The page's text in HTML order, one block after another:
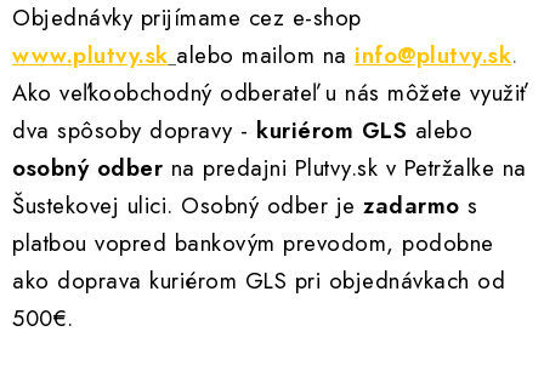
Objednávky prijímame cez e-shop
www.plutvy.sk alebo mailom na info@plutvy.sk.
Ako veľkoobchodný odberateľ u nás môžete využiť
dva spôsoby dopravy - kuriérom GLS alebo
osobný odber na predajni Plutvy.sk v Petržalke na
Šustekovej ulici. Osobný odber je zadarmo s
platbou vopred bankovým prevodom, podobne
ako doprava kuriérom GLS pri objednávkach od
500€.